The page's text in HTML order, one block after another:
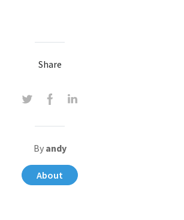
Share
By andy
About